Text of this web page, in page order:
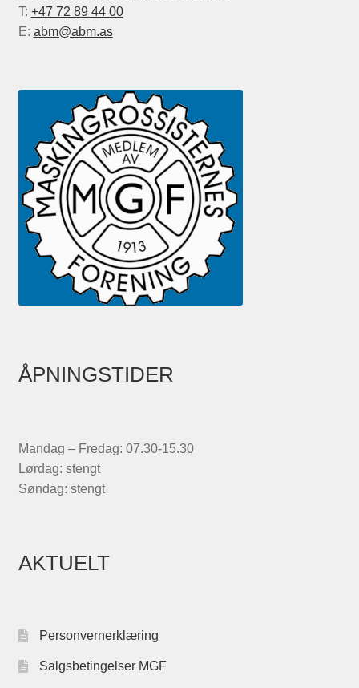
T: +47 72 89 44 00
E: abm@abm.as
ÅPNINGSTIDER
Mandag – Fredag: 07.30-15.30
Lørdag: stengt
Søndag: stengt
AKTUELT
Personvernerklæring
Salgsbetingelser MGF